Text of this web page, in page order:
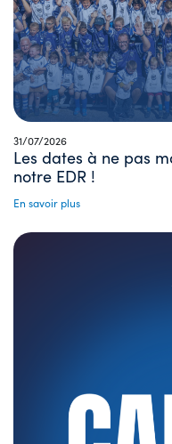
31/07/2026
Les dates à ne pas
notre EDR !
En savoir plus